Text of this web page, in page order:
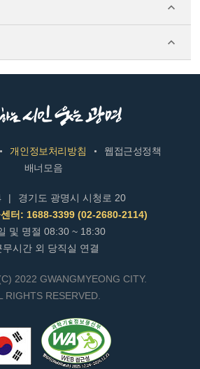
개인정보처리방침
웹접근성정책
배너모음
|
경기도 광명시 시청로 20
터: 1688-3399 (02-2680-2114)
및 명절 08:30 ~ 18:30
무시간 외 당직실 연결
2022 GWANGMYEONG CITY.
RIGHTS RESERVED.